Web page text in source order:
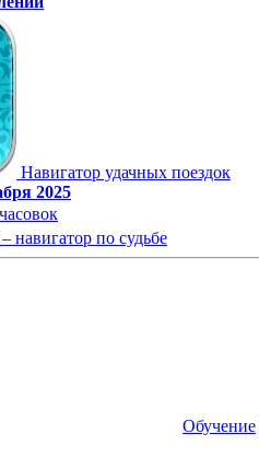
Навигатор удачных поездок
2025
Обучение